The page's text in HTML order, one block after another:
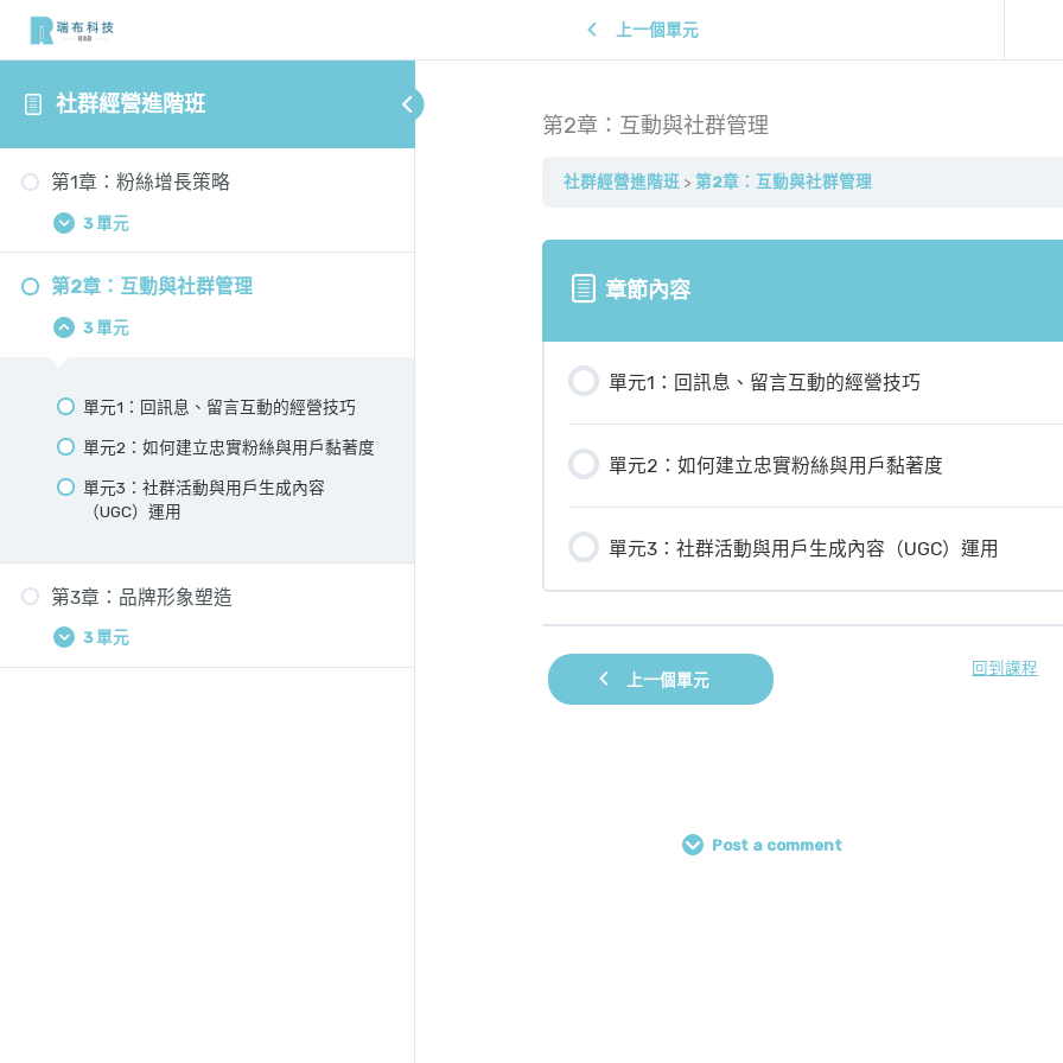
社群經營進階班
第1章：粉絲增長策略
3 單元
第2章：互動與社群管理
3 單元
單元1：回訊息、留言互動的經營技巧
單元2：如何建立忠實粉絲與用戶黏著度
單元3：社群活動與用戶生成內容
（UGC）運用
第3章：品牌形象塑造
3 單元
上一個單元
第2章：互動與社群管理
社群經營進階班 第2章：互動與社群管理
章節內容
單元1：回訊息、留言互動的經營技巧
單元2：如何建立忠實粉絲與用戶黏著度
單元3：社群活動與用戶生成內容（UGC）運用
上一個單元
回到課程
Post a comment